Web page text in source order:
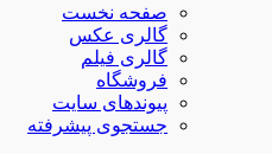
صفحه نخست
گالری عکس
گالری فیلم
فروشگاه
پیوندهای سایت
جستجوی پیشرفته